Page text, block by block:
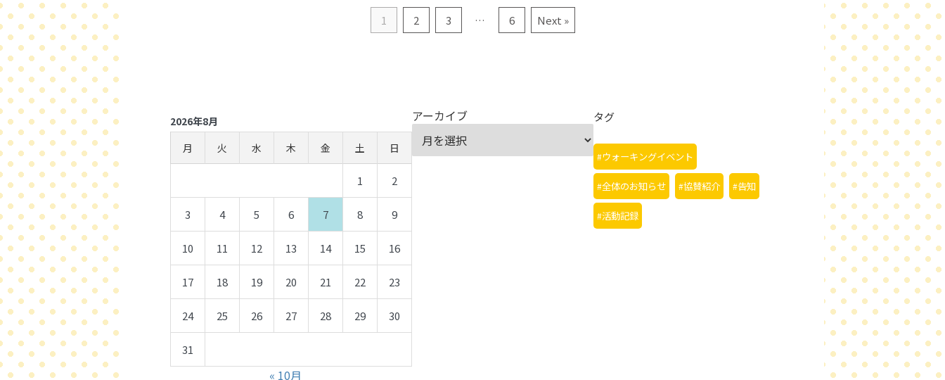
1 2 3 … 6 Next »
2026年8月
月
火 水 木 金 土 日
1 2
3 4 5 6 7 8 9
10 11 12 13 14 15 16
17 18 19 20 21 22 23
24 25 26 27 28 29 30
31
« 10月
アーカイブ タグ
ウォーキングイベント
全体のお知らせ 協賛紹介 告知
活動記録